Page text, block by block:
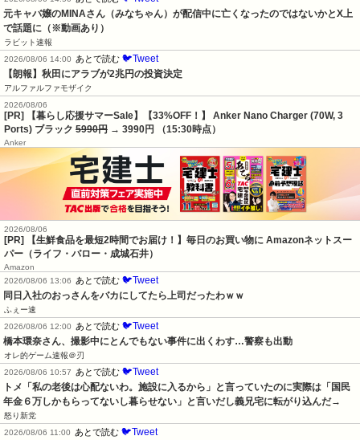
元キャバ嬢のMINAさん（みなちゃん）が配信中に亡くなったのではないかとX上
で話題に（※動画あり）
ラビット速報
2026/08/06 14:00
あとで読む 🐦Tweet
【朗報】秋田にアラブが2兆円の投資決定
アルファルファモザイク
2026/08/06
[PR] 【暮らし応援サマーSale】【33%OFF！】 Anker Nano Charger (70W, 3
Ports) ブラック 5990円 → 3990円 （15:30時点）
Anker
2026/08/06
[PR] 【生鮮食品を最短2時間でお届け！】毎日のお買い物に Amazonネットスー
パー（ライフ・バロー・成城石井）
Amazon
2026/08/06 13:06
あとで読む 🐦Tweet
同日入社のおっさんをバカにしてたら上司だったわｗｗ
ふぇー速
2026/08/06 12:00
あとで読む 🐦Tweet
橋本環奈さん、撮影中にとんでもない事件に出くわす…警察も出動
オレ的ゲーム速報＠刃
2026/08/06 10:57
あとで読む 🐦Tweet
トメ「私の老後は心配ないわ。施設に入るから」と言っていたのに実際は「国民
年金６万しかもらってないし暮らせない」と言いだし義兄宅に転がり込んだ→
怒り新党
2026/08/06 11:00
あとで読む 🐦Tweet